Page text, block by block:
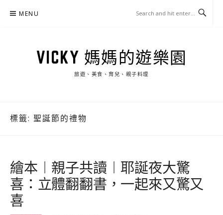
MENU
VICKY 媽媽的遊樂園
旅遊、美食、育兒、親子料理
標籤: 聖誕節的禮物
繪本︱親子共讀︱耶誕夜大驚
喜：立體翻翻書，一起來又驚又
喜